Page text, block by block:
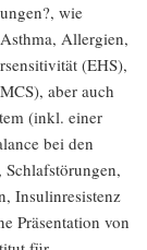
wie
Allergien,
(EHS),
aber auch
(inkl. einer
bei den
Schlafstörungen,
Insulinresistenz
Präsentation von